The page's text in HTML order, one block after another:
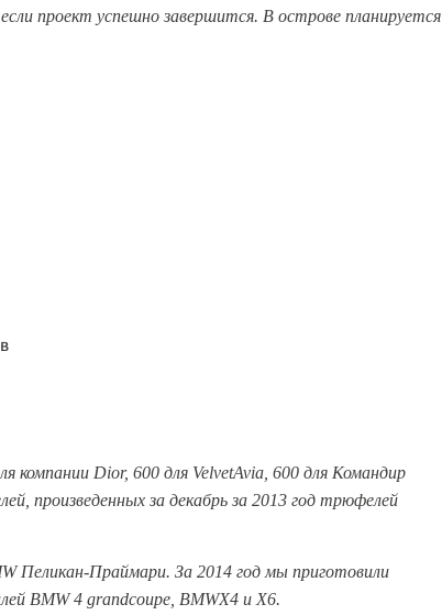
проект успешно завершится. В острове планируется
компании Dior, 600 для VelvetAvia, 600 для Командир
произведенных за декабрь за 2013 год трюфелей
Пеликан-Праймари. За 2014 год мы приготовили
BMW 4 grandcoupe, BMWX4 и X6.